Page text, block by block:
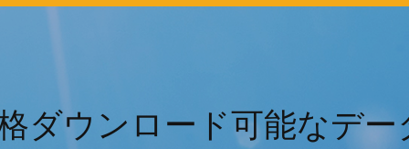
ダウンロード可能なデー